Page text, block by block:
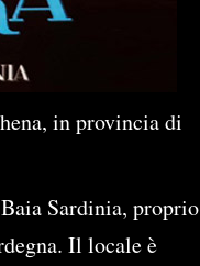
in provincia di
Sardinia, proprio
Il locale è